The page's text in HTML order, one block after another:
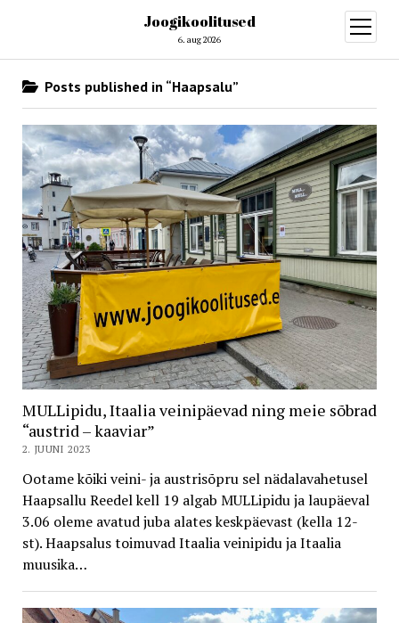
Joogikoolitused
6. aug 2026
open
menu
Posts published in “Haapsalu”
MULLipidu, Itaalia veinipäevad ning meie sõbrad
“austrid – kaaviar”
2. JUUNI 2023
Ootame kõiki veini- ja austrisõpru sel nädalavahetusel
Haapsallu Reedel kell 19 algab MULLipidu ja laupäeval
3.06 oleme avatud juba alates keskpäevast (kella 12-
st). Haapsalus toimuvad Itaalia veinipidu ja Itaalia
muusika…